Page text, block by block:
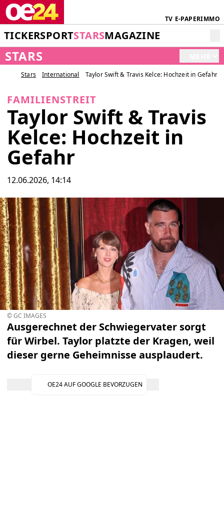
TV E-PAPERIMMO
TICKERSPORTSTARSMAGAZINE
STARS
Stars International Taylor Swift & Travis Kelce: Hochzeit in Gefahr
FAMILIENSTREIT
Taylor Swift & Travis
Kelce: Hochzeit in
Gefahr
12.06.2026, 14:14
© GC IMAGES
Ausgerechnet der Schwiegervater sorgt
für Wirbel. Taylor platzte der Kragen, weil
dieser gerne Geheimnisse ausplaudert.
OE24 AUF GOOGLE BEVORZUGEN